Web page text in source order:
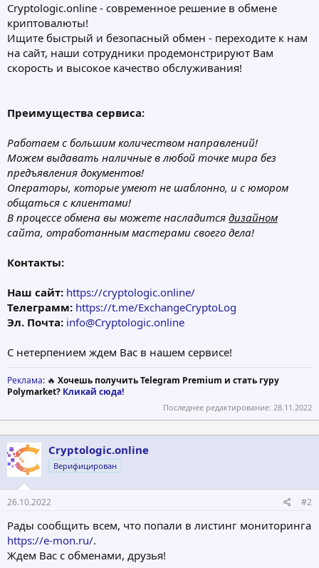
Сryptologic.online - современное решение в обмене
криптовалюты!
Ищите быстрый и безопасный обмен - переходите к нам
на сайт, наши сотрудники продемонстрируют Вам
скорость и высокое качество обслуживания!
Преимущества сервиса:
Работаем с большим количеством направлений!
Можем выдавать наличные в любой точке мира без
предъявления документов!
Операторы, которые умеют не шаблонно, и с юмором
общаться с клиентами!
В процессе обмена вы можете насладится дизайном
сайта, отработанным мастерами своего дела!
Контакты:
Наш сайт: https://cryptologic.online/
Телеграмм: https://t.me/ExchangeCryptoLog
Эл. Почта: info@Cryptologic.online
С нетерпением ждем Вас в нашем сервисе!
Реклама: 🔥 Хочешь получить Telegram Premium и стать гуру
Polymarket? Кликай сюда!
Последнее редактирование: 28.11.2022
Cryptologic.online
Верифицирован
26.10.2022 #2
Рады сообщить всем, что попали в листинг мониторинга
https://e-mon.ru/.
Ждем Вас с обменами, друзья!